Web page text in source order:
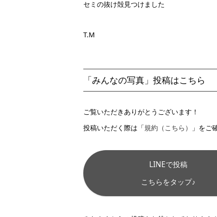
セミの抜け殻見つけました
T.M
「みんなの写真」投稿はこちら
ご覧いただきありがとうございます！
投稿いただく際は「規約（こちら） 」をご
LINEで投稿
こちらをタップ♪